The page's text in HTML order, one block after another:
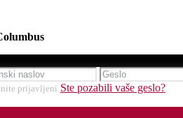
prijavljeni Ste pozabili vaše geslo?